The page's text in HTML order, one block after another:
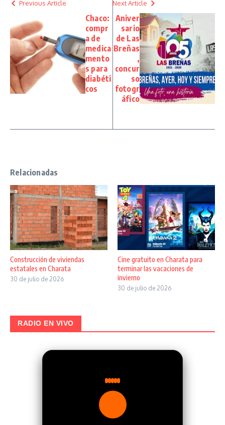
Previous Article
Chaco:
compr
a de
medica
mento
s para
diabéti
cos
Next Article
Aniver
sario
de Las
Breñas
,
concur
so
fotogr
áfico
Relacionadas
Construcción de viviendas
estatales en Charata
30 de julio de 2026
Cine gratuito en Charata para
terminar las vacaciones de
invierno
30 de julio de 2026
RADIO EN VIVO